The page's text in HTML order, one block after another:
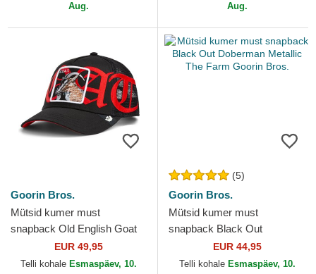
Aug.
Aug.
Goorin Bros.
Mütsid kumer must
snapback Old English Goat
The Farm Goorin Bros.
EUR 49,95
Telli kohale Esmaspäev, 10.
(5)
Goorin Bros.
Mütsid kumer must
snapback Black Out
Doberman Metallic The Farm
Goorin Bros.
EUR 44,95
Telli kohale Esmaspäev, 10.